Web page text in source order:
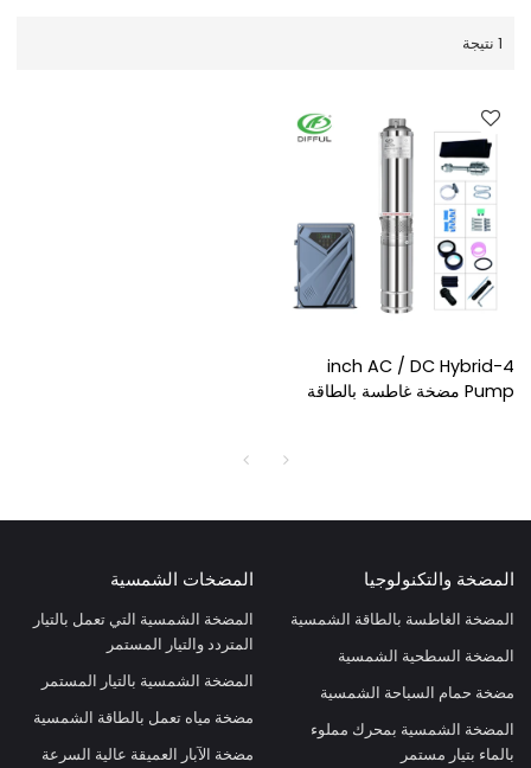
1 نتيجة
4-inch AC / DC Hybrid
Pump مضخة غاطسة بالطاقة
المضخة والتكنولوجيا
المضخة الغاطسة بالطاقة الشمسية
المضخة السطحية الشمسية
مضخة حمام السباحة الشمسية
المضخة الشمسية بمحرك مملوء
بالماء بتيار مستمر
المضخات الشمسية
المضخة الشمسية التي تعمل بالتيار
المتردد والتيار المستمر
المضخة الشمسية بالتيار المستمر
مضخة مياه تعمل بالطاقة الشمسية
مضخة الآبار العميقة عالية السرعة